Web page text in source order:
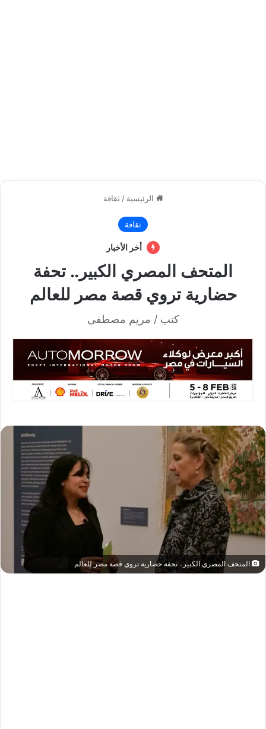
الرئيسية / ثقافة
ثقافة
أخر الأخبار
المتحف المصري الكبير.. تحفة
حضارية تروي قصة مصر للعالم
كتب / مريم مصطفى
المتحف المصري الكبير.. تحفة حضارية تروي قصة مصر للعالم